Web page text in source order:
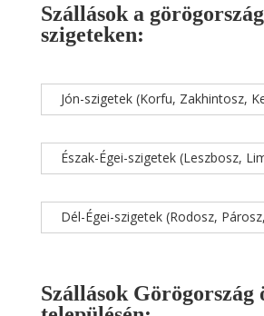
Szállások a
szigeteken:
Jón-szigetek (Korfu, Zakhintosz,
Észak-Égei-szigetek (Leszbosz,
Dél-Égei-szigetek (Rodosz,
Szállások Görögország